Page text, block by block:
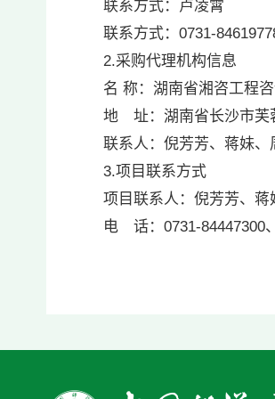
联系方式：卢凌霄
联系方式：0731-
2.采购代理机构信息
名 称：湖南省湘
地 址：湖南省长沙
联系人：倪芳芳、
3.项目联系方式
项目联系人：倪芳芳、蒋
电 话：0731-84447300、